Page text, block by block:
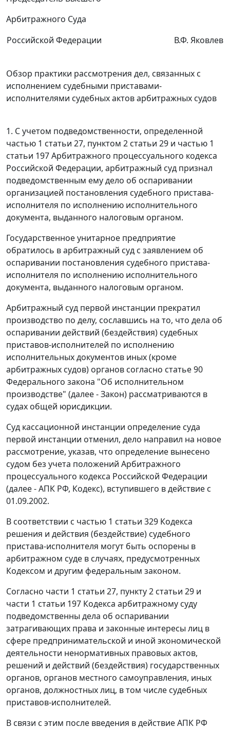
Арбитражного Суда
Российской Федерации
В.Ф. Яковлев
Обзор практики рассмотрения дел, связанных с
исполнением судебными приставами-
исполнителями судебных актов арбитражных судов
1. С учетом подведомственности, определенной
частью 1 статьи 27, пунктом 2 статьи 29 и частью 1
статьи 197Арбитражного процессуального кодекса
Российской Федерации, арбитражный суд признал
подведомственным ему дело об оспаривании
организацией постановления судебного пристава-
исполнителя по исполнению исполнительного
документа, выданного налоговым органом.
Государственное унитарное предприятие
обратилось в арбитражный суд с заявлением об
оспаривании постановления судебного пристава-
исполнителя по исполнению исполнительного
документа, выданного налоговым органом.
Арбитражный суд первой инстанции прекратил
производство по делу, сославшись на то, что дела об
оспаривании действий (бездействия) судебных
приставов-исполнителей по исполнению
исполнительных документов иных (кроме
арбитражных судов) органов согласно статье 90
Федерального закона "Об исполнительном
производстве" (далее - Закон) рассматриваются в
судах общей юрисдикции.
Суд кассационной инстанции определение суда
первой инстанции отменил, дело направил на новое
рассмотрение, указав, что определение вынесено
судом без учета положений Арбитражного
процессуального кодекса Российской Федерации
(далее - АПК РФ, Кодекс), вступившего в действие с
01.09.2002.
В соответствии с частью 1 статьи 329 Кодекса
решения и действия (бездействие) судебного
пристава-исполнителя могут быть оспорены в
арбитражном суде в случаях, предусмотренных
Кодексом и другим федеральным законом.
Согласно части 1 статьи 27, пункту 2 статьи 29 и
части 1 статьи 197 Кодекса арбитражному суду
подведомственны дела об оспаривании
затрагивающих права и законные интересы лиц в
сфере предпринимательской и иной экономической
деятельности ненормативных правовых актов,
решений и действий (бездействия) государственных
органов, органов местного самоуправления, иных
органов, должностных лиц, в том числе судебных
приставов-исполнителей.
В связи с этим после введения в действиеАПК РФ